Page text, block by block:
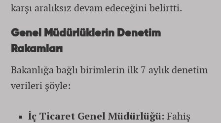
karşı aralıksız devam edeceğini belirtti.
Genel Müdürlüklerin Denetim
Rakamları
Bakanlığa bağlı birimlerin ilk 7 aylık denetim
verileri şöyle:
İç Ticaret Genel Müdürlüğü: Fahiş